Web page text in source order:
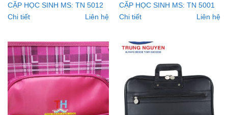
CẶP HỌC SINH MS: TN 5012
Chi tiết
Liên hệ
CẶP HỌC SINH MS: TN 5001
Chi tiết
Liên hệ